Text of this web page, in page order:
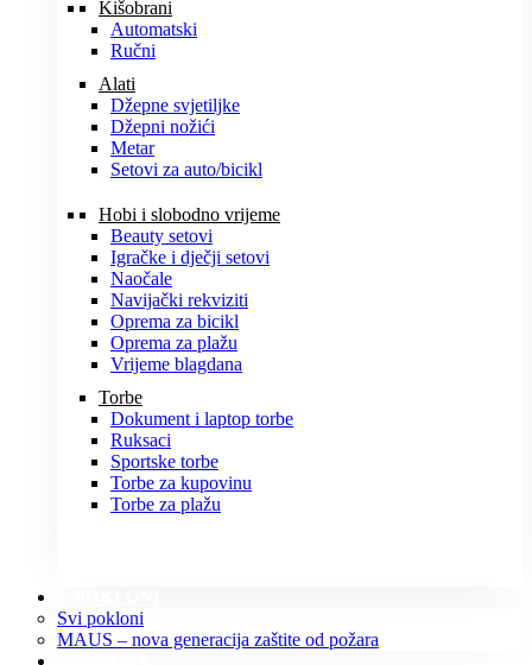
Kišobrani
Automatski
Ručni
Alati
Džepne svjetiljke
Džepni nožići
Metar
Setovi za auto/bicikl
Hobi i slobodno vrijeme
Beauty setovi
Igračke i dječji setovi
Naočale
Navijački rekviziti
Oprema za bicikl
Oprema za plažu
Vrijeme blagdana
Torbe
Dokument i laptop torbe
Ruksaci
Sportske torbe
Torbe za kupovinu
Torbe za plažu
Svi pokloni
MAUS – nova generacija zaštite od požara